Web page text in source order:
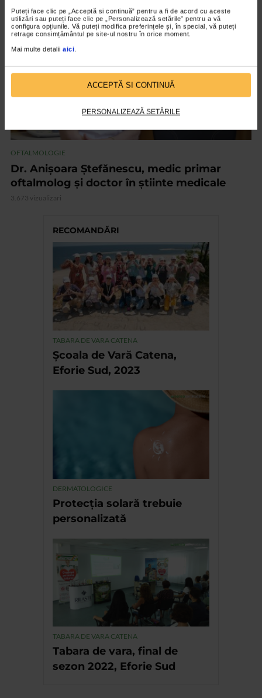
Puteți face clic pe „Acceptă si continuă” pentru a fi de acord cu aceste
utilizări sau puteți face clic pe „Personalizează setările” pentru a vă
configura opțiunile. Vă puteți modifica preferințele și, în special, vă puteți
retrage consimțământul pe site-ul nostru în orice moment.
Mai multe detalii aici.
ACCEPTĂ SI CONTINUĂ
PERSONALIZEAZĂ SETĂRILE
VIDEO
OFTALMOLOGIE
Dr. Anișoara Ștefănescu, medic primar
oftalmolog și doctor în știinte medicale
3.673 vizualizari
RECOMANDĂRI
TABARA DE VARA CATENA
Școala de Vară Catena,
Eforie Sud, 2023
DERMATOLOGICE
Protecția solară trebuie
personalizată
TABARA DE VARA CATENA
Tabara de vara, final de
sezon 2022, Eforie Sud